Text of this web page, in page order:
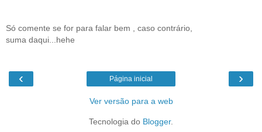
Só comente se for para falar bem , caso contrário,
suma daqui...hehe
‹ ›
Página inicial
Ver versão para a web
Tecnologia do Blogger.